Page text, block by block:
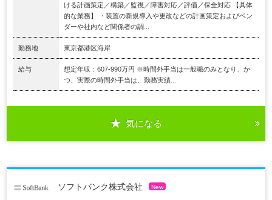
ける計画策定／構築／監視／障害対応／評価／保全対応 【具体
的な業務】 ・装置の新規導入や更改などの計画策定およびベン
ダーや社内など関係者の調...
勤務地 東京都港区海岸
給与
想定年収：607-990万円 ※時間外手当は一般職のみとなり、か
つ、実際の時間外手当は、勤務実績...
気になる
ソフトバンク株式会社 New